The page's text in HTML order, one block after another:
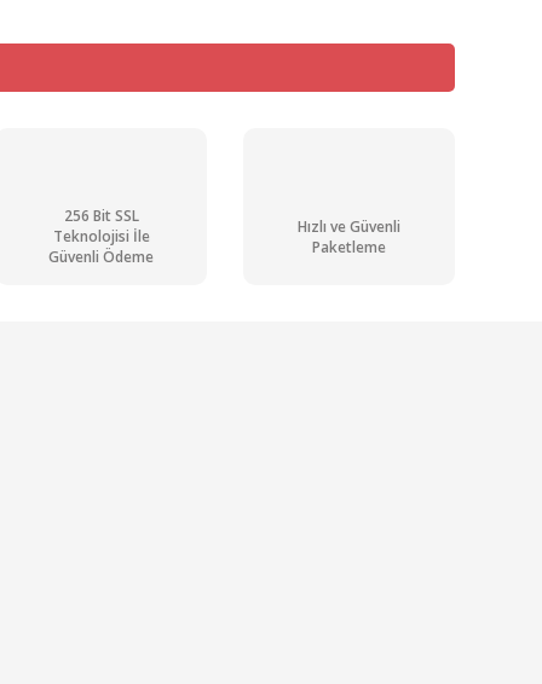
256 Bit SSL
Teknolojisi İle
Güvenli Ödeme
Hızlı ve Güvenli
Paketleme